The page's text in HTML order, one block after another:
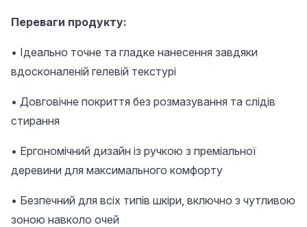
Переваги продукту:
• Ідеально точне та гладке нанесення завдяки
вдосконаленій гелевій текстурі
• Довговічне покриття без розмазування та слідів
стирання
• Ергономічний дизайн із ручкою з преміальної
деревини для максимального комфорту
• Безпечний для всіх типів шкіри, включно з чутливою
зоною навколо очей